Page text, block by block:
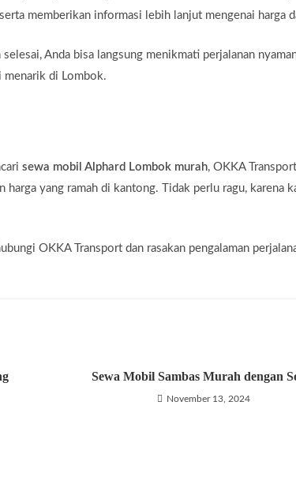
memberikan informasi lebih lanjut mengenai harga
Anda bisa langsung menikmati perjalanan
menarik di Lombok.
sewa mobil Alphard Lombok murah, OKKA
harga yang ramah di kantong. Tidak perlu ragu, karena
OKKA Transport dan rasakan pengalaman
Sewa Mobil Sambas Murah dengan
November 13, 2024